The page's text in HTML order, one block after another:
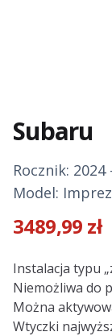
Subaru
Rocznik: 2024
Model:
3489,99 zł
Description
Instalacja typu
Niemożliwa do
Można
Wtyczki